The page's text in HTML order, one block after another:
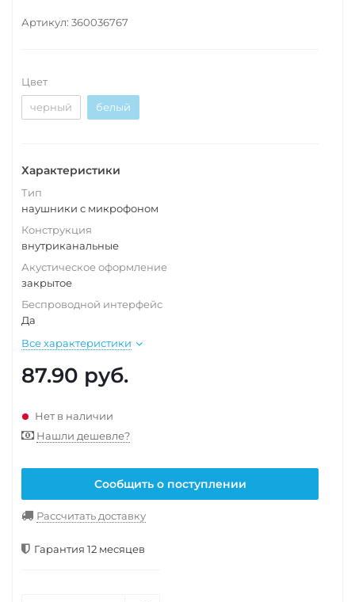
Артикул: 360036767
Цвет
черный
белый
Характеристики
Тип
наушники с микрофоном
Конструкция
внутриканальные
Акустическое оформление
закрытое
Беспроводной интерфейс
Да
Все характеристики
87.90 руб.
Нет в наличии
Нашли дешевле?
Сообщить о поступлении
Рассчитать доставку
Гарантия 12 месяцев